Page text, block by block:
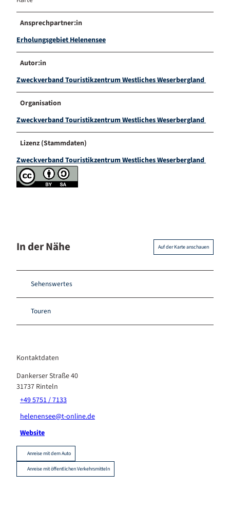
Ansprechpartner:in
Erholungsgebiet Helenensee
Autor:in
Zweckverband Touristikzentrum Westliches Weserbergland
Organisation
Zweckverband Touristikzentrum Westliches Weserbergland
Lizenz (Stammdaten)
Zweckverband Touristikzentrum Westliches Weserbergland
In der Nähe Auf der Karte anschauen
Sehenswertes
Touren
Kontaktdaten
Dankerser Straße 40
31737 Rinteln
+49 5751 / 7133
helenensee@t-online.de
Website
Anreise mit dem Auto
Anreise mit öffentlichen Verkehrsmitteln